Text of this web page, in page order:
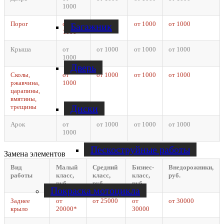
Багажник
Дверь
Диски
Пескоструйные работы
Покраска мотоцикла
1000
Порог
от
1000
от 1000 от 1000 от 1000
Крыша
от
1000
от 1000 от 1000 от 1000
Сколы,
ржавчина,
царапины,
вмятины,
трещины
от
1000
от 1000 от 1000 от 1000
Арок
от
1000
от 1000 от 1000 от 1000
Замена элементов
Вид
работы
Малый
класс,
руб.
Средний
класс,
руб.
Бизнес-
класс,
руб.
Внедорожники,
руб.
Заднее
крыло
от
20000*
от 25000
от
30000
от 30000